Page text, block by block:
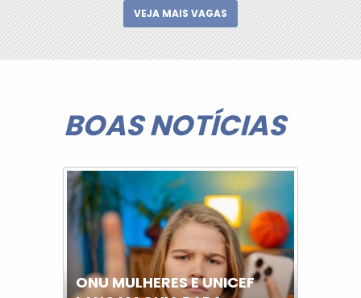
VEJA MAIS VAGAS
BOAS NOTÍCIAS
ONU MULHERES E UNICEF